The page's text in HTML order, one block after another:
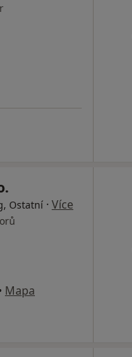
Ostatní · Více
Mapa